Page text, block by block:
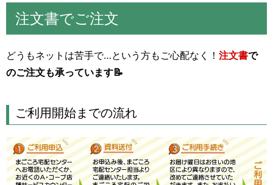
注文書でご注文
どうもネットは苦手で…という方もご心配なく！ 注文書で
のご注文も承っています📝
ご利用開始までの流れ